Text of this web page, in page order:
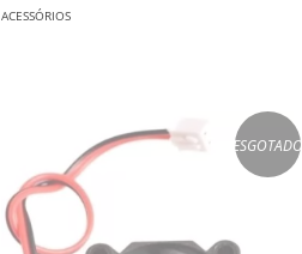
ACESSÓRIOS
ESGOTADO